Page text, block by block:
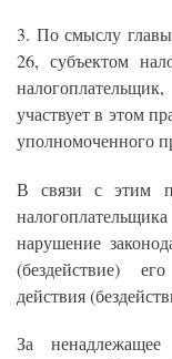
3. По смыслу
26, субъектом
участвует в этом
уполномоченного
В связи с этим
нарушение
(бездействие)
действия
За